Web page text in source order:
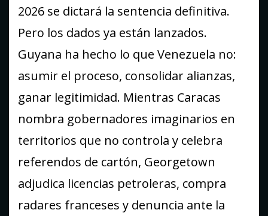
2026 se dictará la sentencia definitiva.
Pero los dados ya están lanzados.
Guyana ha hecho lo que Venezuela no:
asumir el proceso, consolidar alianzas,
ganar legitimidad. Mientras Caracas
nombra gobernadores imaginarios en
territorios que no controla y celebra
referendos de cartón, Georgetown
adjudica licencias petroleras, compra
radares franceses y denuncia ante la